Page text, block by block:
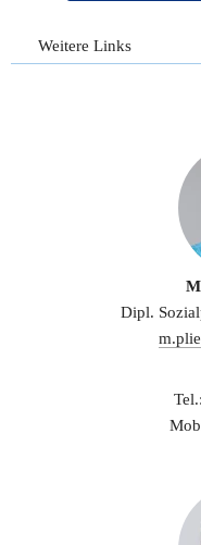
Weitere Links
Dipl.